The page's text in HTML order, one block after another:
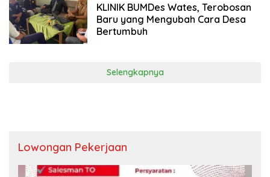
KLINIK BUMDes Wates, Terobosan
Baru yang Mengubah Cara Desa
Bertumbuh
Selengkapnya
Lowongan Pekerjaan